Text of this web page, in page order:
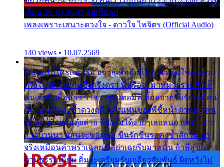
เถื่อน 26. 01:26:45 อยู่เพื่อลูก
เพลงเพราะเสนาะดวงใจ - ดาวใจ ไพจิตร (Official Audio)
140 views • 10.07.2569
ไม่เคยรักใครแน่หรือ อยากเชื่อถือก็ไม่กล้า ติ๋มใช่คนสวย
ตรึงใจ ติ๋มใช่งามซึ้งตรึงตรา พี่หรือจะมาหมายร่วมชีวี ก็
คนเขาลืออื้อฉาว ว่าสาวๆรุมตอมพี่ ติ๋มอยากรับรักเหมือน
กัน แต่หวั่นจะช้ำดวงฤดี กลัวแฟนของพี่ชี้หน้าด่าทอ ก็คน
ชื่อต๋อยต้อยตุ้มตุ๋ยต่าย พี่ยังลืมได้ง่ายๆเลยหนอ แค่ตัวเรา
สาวบ้านนา แสนจะซอมซ่อ ขืนรักขืนรอคงช้ำสักวัน ถ้า
จริงเหมือนคำพร่ำเฉลย พี่อย่าเฉยรีบมาหมั้น ถ้าพี่สู่ขอ
ตามธรรมเนียม ติ๋มจะเตรียมรับเกลียวสัมพันธ์ ผิดหวังไม่